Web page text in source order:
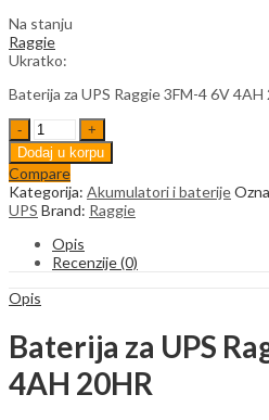
Na stanju
Raggie
Ukratko:
Baterija za UPS Raggie 3FM-4 6V 4AH
Baterija
za
UPS
Raggie
3FM-
4
4AH
20HR
quantity
Dodaj u korpu
Compare
Kategorija: Akumulatori i baterije
UPS Brand: Raggie
Opis
Recenzije (0)
Opis
Baterija za UPS
4AH 20HR